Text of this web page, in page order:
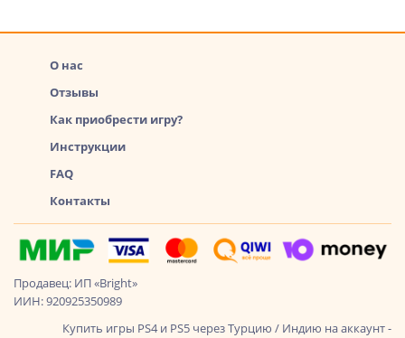
О нас
Отзывы
Как приобрести игру?
Инструкции
FAQ
Контакты
Продавец: ИП «Bright»
ИИН: 920925350989
Купить игры PS4 и PS5 через Турцию / Индию на аккаунт -